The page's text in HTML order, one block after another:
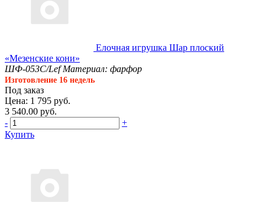
Елочная игрушка Шар плоский
«Мезенские кони»
ШФ-053С/Lef Материал: фарфор
Изготовление 16 недель
Под заказ
Цена: 1 795 руб.
3 540.00 руб.
-
+
Купить